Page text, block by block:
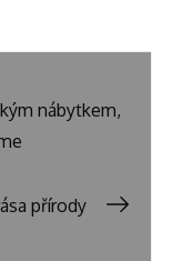
nábytkem,
přírody